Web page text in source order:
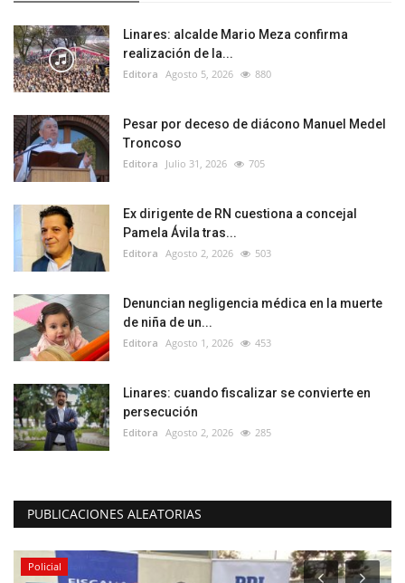
Linares: alcalde Mario Meza confirma
realización de la...
Editora Agosto 5, 2026 880
Pesar por deceso de diácono Manuel Medel
Troncoso
Editora Julio 31, 2026 705
Ex dirigente de RN cuestiona a concejal
Pamela Ávila tras...
Editora Agosto 2, 2026 503
Denuncian negligencia médica en la muerte
de niña de un...
Editora Agosto 1, 2026 453
Linares: cuando fiscalizar se convierte en
persecución
Editora Agosto 2, 2026 285
PUBLICACIONES ALEATORIAS
Policial